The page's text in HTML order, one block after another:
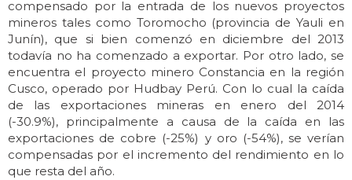
compensado por la entrada de los nuevos proyectos
mineros tales como Toromocho (provincia de Yauli en
Junín), que si bien comenzó en diciembre del 2013
todavía no ha comenzado a exportar. Por otro lado, se
encuentra el proyecto minero Constancia en la región
Cusco, operado por Hudbay Perú. Con lo cual la caída
de las exportaciones mineras en enero del 2014
(-30.9%), principalmente a causa de la caída en las
exportaciones de cobre (-25%) y oro (-54%), se verían
compensadas por el incremento del rendimiento en lo
que resta del año.